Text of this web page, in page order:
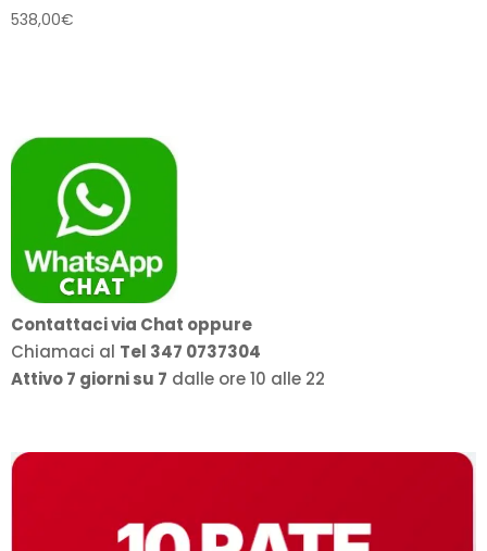
538,00€
Contattaci via Chat oppure
Chiamaci al Tel 347 0737304
Attivo 7 giorni su 7 dalle ore 10 alle 22